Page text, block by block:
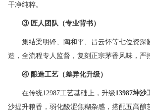
干净纯粹。
③ 匠人团队（专业背书）
集结梁明锋、陶和平、吕云怀等七位资深
造，全流程专人监督，复刻正宗茅香风味，严
④ 酿造工艺（差异化升级）
在传统12987工艺基础上，升级13987坤沙
沙提升粮香，弱化酸涩焦糊杂感，搭配五高酿